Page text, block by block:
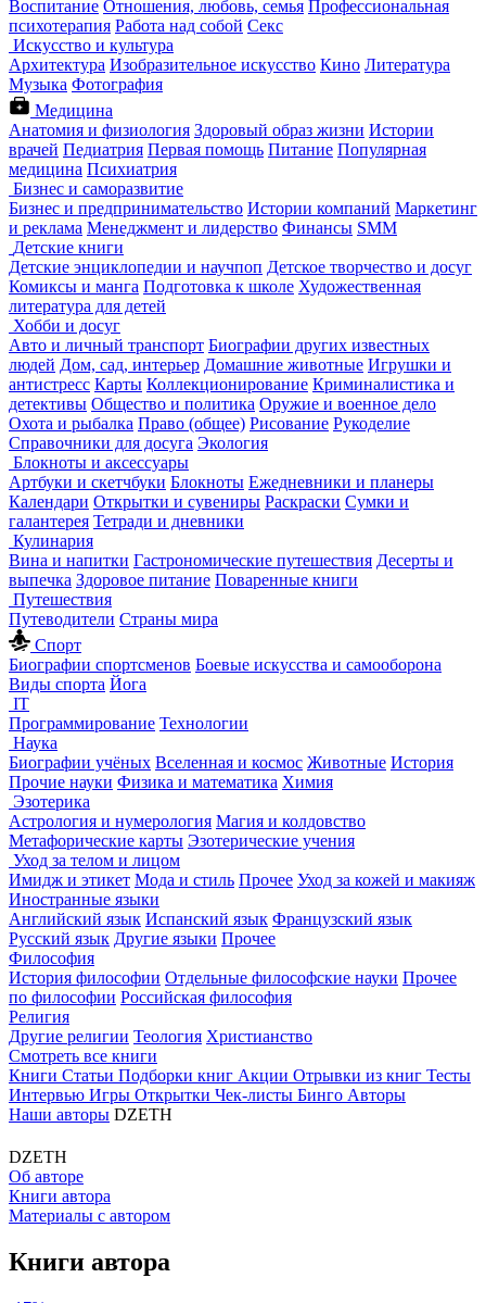
Воспитание Отношения, любовь, семья Профессиональная
психотерапия Работа над собой Секс
Искусство и культура
Архитектура Изобразительное искусство Кино Литература
Музыка Фотография
Медицина
Анатомия и физиология Здоровый образ жизни Истории
врачей Педиатрия Первая помощь Питание Популярная
медицина Психиатрия
Бизнес и саморазвитие
Бизнес и предпринимательство Истории компаний Маркетинг
и реклама Менеджмент и лидерство Финансы SMM
Детские книги
Детские энциклопедии и научпоп Детское творчество и досуг
Комиксы и манга Подготовка к школе Художественная
литература для детей
Хобби и досуг
Авто и личный транспорт Биографии других известных
людей Дом, сад, интерьер Домашние животные Игрушки и
антистресс Карты Коллекционирование Криминалистика и
детективы Общество и политика Оружие и военное дело
Охота и рыбалка Право (общее) Рисование Рукоделие
Справочники для досуга Экология
Блокноты и аксессуары
Артбуки и скетчбуки Блокноты Ежедневники и планеры
Календари Открытки и сувениры Раскраски Сумки и
галантерея Тетради и дневники
Кулинария
Вина и напитки Гастрономические путешествия Десерты и
выпечка Здоровое питание Поваренные книги
Путешествия
Путеводители Страны мира
Спорт
Биографии спортсменов Боевые искусства и самооборона
Виды спорта Йога
IT
Программирование Технологии
Наука
Биографии учёных Вселенная и космос Животные История
Прочие науки Физика и математика Химия
Эзотерика
Астрология и нумерология Магия и колдовство
Метафорические карты Эзотерические учения
Уход за телом и лицом
Имидж и этикет Мода и стиль Прочее Уход за кожей и макияж
Иностранные языки
Английский язык Испанский язык Французский язык
Русский язык Другие языки Прочее
Философия
История философии Отдельные философские науки Прочее
по философии Российская философия
Религия
Другие религии Теология Христианство
Смотреть все книги
Книги Статьи Подборки книг Акции Отрывки из книг Тесты
Интервью Игры Открытки Чек-листы Бинго Авторы
Наши авторы DZETH
DZETH
Об авторе
Книги автора
Материалы с автором
Книги автора